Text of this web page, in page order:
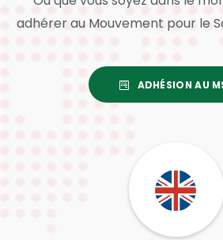
adhérer au Mouvement pour le
ADHÉSION AU